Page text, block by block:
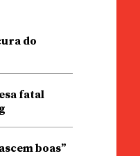
do
fatal
boas”